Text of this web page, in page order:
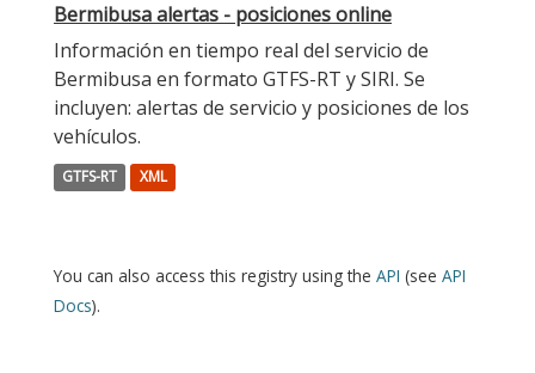
Bermibusa alertas - posiciones online
Información en tiempo real del servicio de
Bermibusa en formato GTFS-RT y SIRI. Se
incluyen: alertas de servicio y posiciones de los
vehículos.
GTFS-RT XML
You can also access this registry using the API (see API
Docs).